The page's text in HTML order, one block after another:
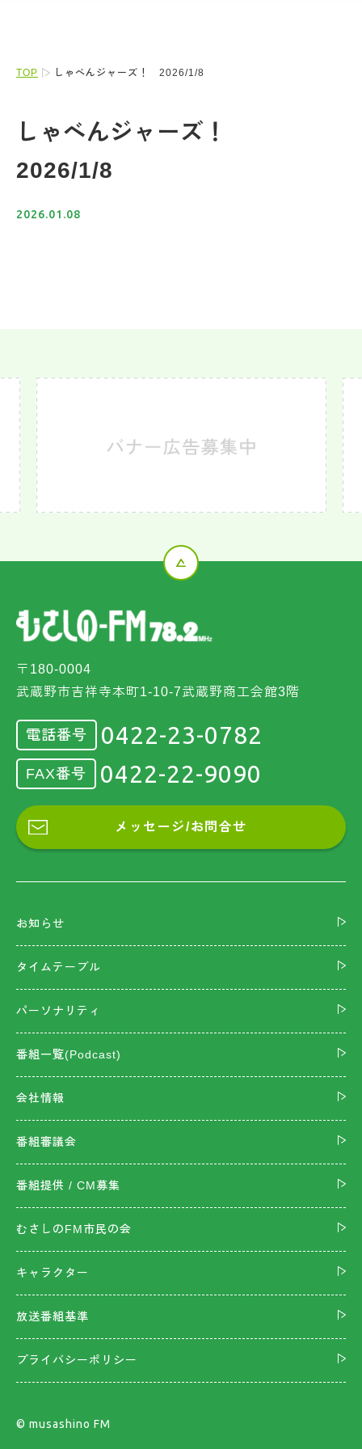
TOP しゃべんジャーズ！ 2026/1/8
しゃべんジャーズ！
2026/1/8
2026.01.08
〒180-0004
武蔵野市吉祥寺本町1-10-7武蔵野商工会館3階
電話番号 0422-23-0782
FAX番号 0422-22-9090
メッセージ/お問合せ
お知らせ
タイムテーブル
パーソナリティ
番組一覧(Podcast)
会社情報
番組審議会
番組提供 / CM募集
むさしのFM市民の会
キャラクター
放送番組基準
プライバシーポリシー
©︎ musashino FM